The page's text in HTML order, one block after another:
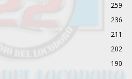
259
236
211
202
190